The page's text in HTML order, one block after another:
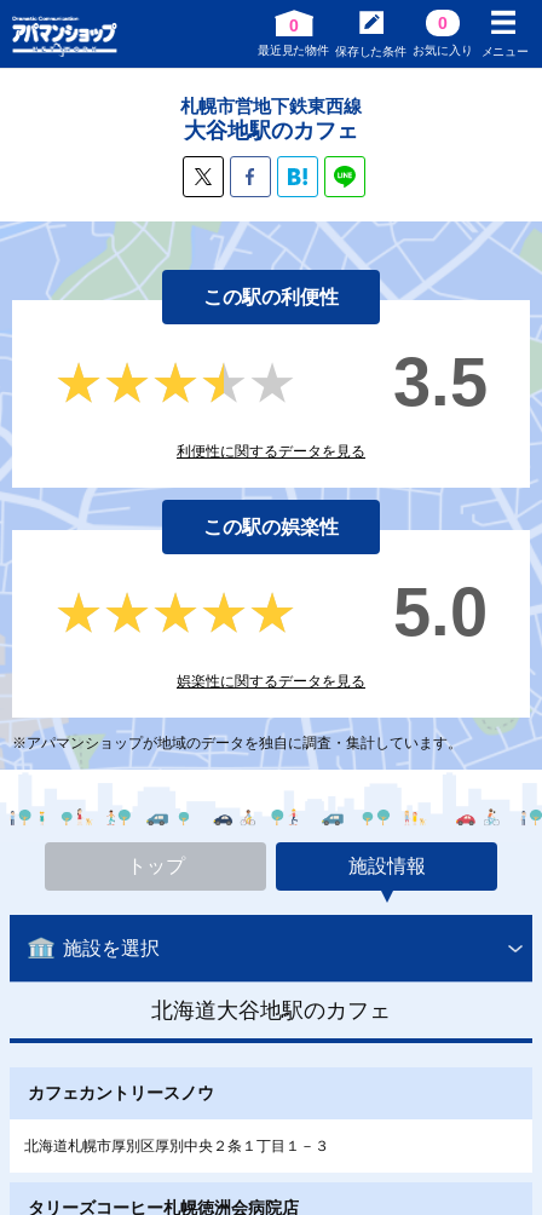
0
最近見た物件 保存した条件
0
お気に入り メニュー
札幌市営地下鉄東西線
大谷地駅のカフェ
この駅の利便性
★★★★★
★★★★★ 3.5
利便性に関するデータを見る
この駅の娯楽性
★★★★★
★★★★★ 5.0
娯楽性に関するデータを見る
※アパマンショップが地域のデータを独自に調査・集計しています。
トップ 施設情報
施設を選択
北海道大谷地駅のカフェ
カフェカントリースノウ
北海道札幌市厚別区厚別中央２条１丁目１－３
タリーズコーヒー札幌徳洲会病院店